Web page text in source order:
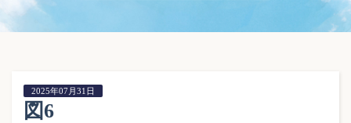
2025年07月31日
図6